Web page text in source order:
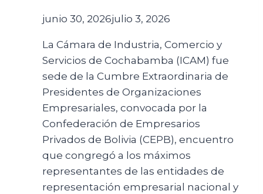
junio 30, 2026julio 3, 2026
La Cámara de Industria, Comercio y
Servicios de Cochabamba (ICAM) fue
sede de la Cumbre Extraordinaria de
Presidentes de Organizaciones
Empresariales, convocada por la
Confederación de Empresarios
Privados de Bolivia (CEPB), encuentro
que congregó a los máximos
representantes de las entidades de
representación empresarial nacional y